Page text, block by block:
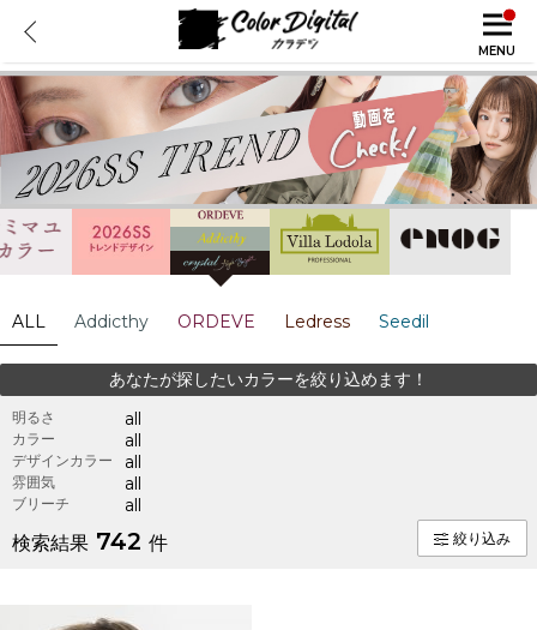
MENU
ALL Addicthy ORDEVE Ledress Seedil
あなたが探したいカラーを絞り込めます！
明るさ all
カラー all
デザインカラー all
雰囲気 all
ブリーチ all
検索結果 742 件 絞り込み